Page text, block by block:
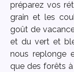
préparez vos
grain et les
goût de
et du vert et
nous replonge
que des forêts